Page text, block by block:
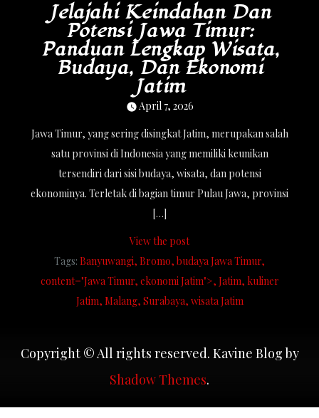
Jelajahi Keindahan Dan
Potensi Jawa Timur:
Panduan Lengkap Wisata,
Budaya, Dan Ekonomi
Jatim
April 7, 2026
Jawa Timur, yang sering disingkat Jatim, merupakan salah
satu provinsi di Indonesia yang memiliki keunikan
tersendiri dari sisi budaya, wisata, dan potensi
ekonominya. Terletak di bagian timur Pulau Jawa, provinsi
[…]
View the post
Tags: Banyuwangi Bromo budaya Jawa Timur
content="Jawa Timur ekonomi Jatim"> Jatim kuliner
Jatim Malang Surabaya wisata Jatim
Copyright © All rights reserved. Kavine Blog by
Shadow Themes.